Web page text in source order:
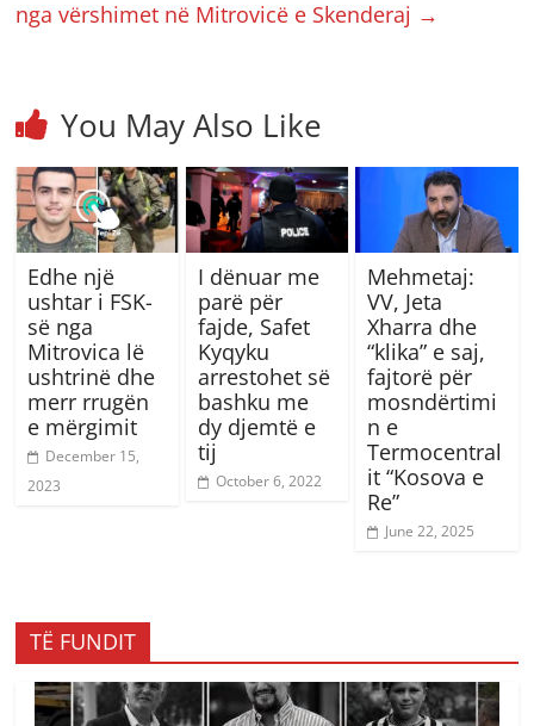
nga vërshimet në Mitrovicë e Skenderaj →
You May Also Like
Edhe një
ushtar i FSK-
së nga
Mitrovica lë
ushtrinë dhe
merr rrugën
e mërgimit
December 15,
2023
I dënuar me
parë për
fajde, Safet
Kyqyku
arrestohet së
bashku me
dy djemtë e
tij
October 6, 2022
Mehmetaj:
VV, Jeta
Xharra dhe
“klika” e saj,
fajtorë për
mosndërtimi
n e
Termocentral
it “Kosova e
Re”
June 22, 2025
TË FUNDIT